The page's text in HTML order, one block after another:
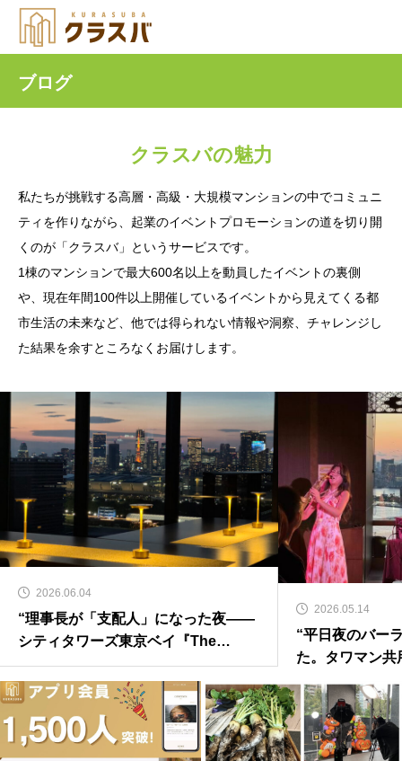
ブログ
クラスバの魅力
私たちが挑戦する高層・高級・大規模マンションの中でコミュニ
ティを作りながら、起業のイベントプロモーションの道を切り開
くのが「クラスバ」というサービスです。
1棟のマンションで最大600名以上を動員したイベントの裏側
や、現在年間100件以上開催しているイベントから見えてくる都
市生活の未来など、他では得られない情報や洞察、チャレンジし
た結果を余すところなくお届けします。
2026.06.04
“理事長が「支配人」になった夜——
シティタワーズ東京ベイ『The
SNACKs』が証明した、会話が生ま
れる装置の作り方”
2026.05.14
“平日夜のバー
た。タワマン共